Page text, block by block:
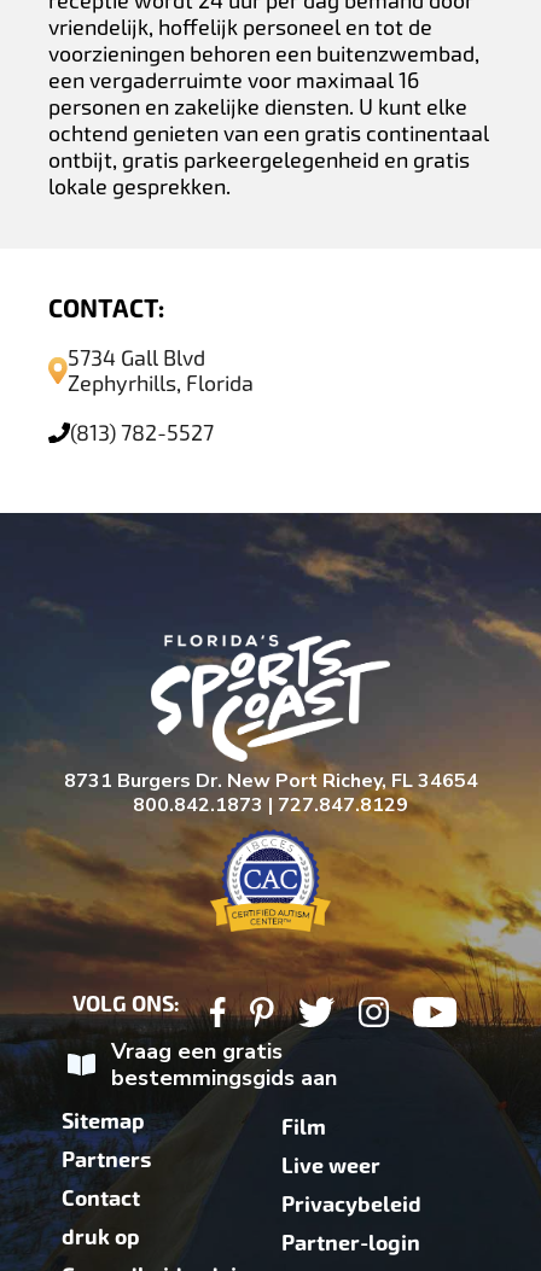
vriendelijk, hoffelijk personeel en tot de
voorzieningen behoren een buitenzwembad,
een vergaderruimte voor maximaal 16
personen en zakelijke diensten. U kunt elke
ochtend genieten van een gratis continentaal
ontbijt, gratis parkeergelegenheid en gratis
lokale gesprekken.
CONTACT:
5734 Gall Blvd
Zephyrhills, Florida
(813) 782-5527
8731 Burgers Dr. New Port Richey, FL 34654
800.842.1873 | 727.847.8129
VOLG ONS:
Vraag een gratis
bestemmingsgids aan
Sitemap
Partners
Contact
druk op
Film
Live weer
Privacybeleid
Partner-login